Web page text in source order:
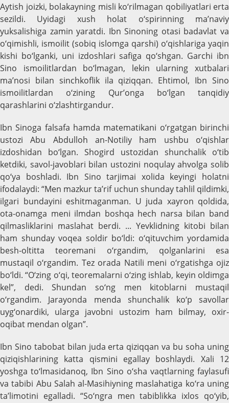
Aytish joizki, bolakayning misli ko‘rilmagan qobiliyatlari erta
sezildi. Uyidagi xush holat o‘spirinning ma’naviy
yuksalishiga zamin yaratdi. Ibn Sinoning otasi badavlat va
o‘qimishli, ismoilit (sobiq islomga qarshi) o‘qishlariga yaqin
kishi bo‘lganki, uni izdoshlari safiga qo‘shgan. Garchi ibn
Sino ismoilitlardan bo‘lmagan, lekin ularning xutbalari
ma’nosi bilan sinchkoflik ila qiziqqan. Ehtimol, Ibn Sino
ismoilitlardan o‘zining Qur’onga bo‘lgan tanqidiy
qarashlarini o‘zlashtirgandur.
Ibn Sinoga falsafa hamda matematikani o‘rgatgan birinchi
ustozi Abu Abdulloh an-Notiliy ham ushbu o‘qishlar
izdoshidan bo‘lgan. Shogird ustozidan shunchalik o‘tib
ketdiki, savol-javoblari bilan ustozini noqulay ahvolga solib
qo‘ya boshladi. Ibn Sino tarjimai xolida keyingi holatni
ifodalaydi: “Men mazkur ta’rif uchun shunday tahlil qildimki,
ilgari bundayini eshitmaganman. U juda xayron qoldida,
ota-onamga meni ilmdan boshqa hech narsa bilan band
qilmasliklarini maslahat berdi. ... Yevklidning kitobi bilan
ham shunday voqea soldir bo‘ldi: o‘qituvchim yordamida
besh-oltitta teoremani o‘rgandim, qolganlarini esa
mustaqil o‘rgandim. Tez orada Natili meni o‘rgatishga ojiz
bo‘ldi. “O‘zing o‘qi, teoremalarni o‘zing ishlab, keyin oldimga
kel”, dedi. Shundan so‘ng men kitoblarni mustaqil
o‘rgandim. Jarayonda menda shunchalik ko‘p savollar
uyg‘onardiki, ularga javobni ustozim ham bilmay, oxir-
oqibat mendan olgan”.
Ibn Sino tabobat bilan juda erta qiziqqan va bu soha uning
qiziqishlarining katta qismini egallay boshlaydi. Xali 12
yoshga to‘lmasidanoq, Ibn Sino o‘sha vaqtlarning faylasufi
va tabibi Abu Salah al-Masihiyning maslahatiga ko‘ra uning
ta’limotini egalladi. “So‘ngra men tabiblikka ixlos qo‘yib,